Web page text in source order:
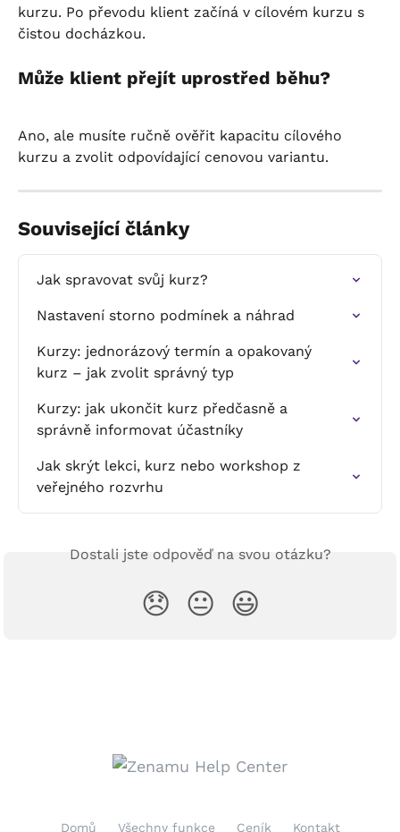
kurzu. Po převodu klient začíná v cílovém kurzu s
čistou docházkou.
Může klient přejít uprostřed běhu?
Ano, ale musíte ručně ověřit kapacitu cílového
kurzu a zvolit odpovídající cenovou variantu.
Související články
Jak spravovat svůj kurz?
Nastavení storno podmínek a náhrad
Kurzy: jednorázový termín a opakovaný
kurz – jak zvolit správný typ
Kurzy: jak ukončit kurz předčasně a
správně informovat účastníky
Jak skrýt lekci, kurz nebo workshop z
veřejného rozvrhu
Dostali jste odpověď na svou otázku?
😞 😐 😃
Domů Všechny funkce Ceník Kontakt